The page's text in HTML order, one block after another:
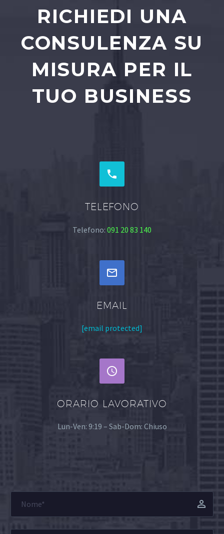
RICHIEDI UNA
CONSULENZA SU
MISURA PER IL
TUO BUSINESS


TELEFONO
Telefono: 091 20 83 140


EMAIL
[email protected]


ORARIO LAVORATIVO
Lun-Ven: 9:19 – Sab-Dom: Chiuso